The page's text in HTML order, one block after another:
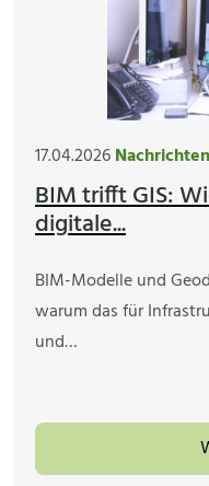
17.04.2026Nachrichten
BIM trifft GIS:
digitale...
BIM-Modelle und
warum das für
und…